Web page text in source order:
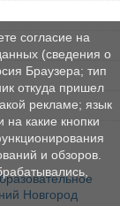
Новгород
согласие на
(сведения о
Браузера; тип
откуда пришел
рекламе; язык
какие кнопки
и обзоров.